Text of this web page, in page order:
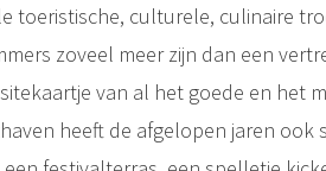
toeristische, culturele, culinaire
zoveel meer zijn dan een
van al het goede en het
heeft de afgelopen jaren ook